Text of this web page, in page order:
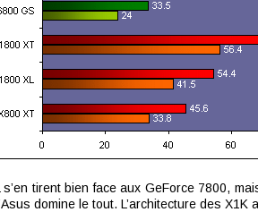
tirent bien face aux GeForce 7800,
domine le tout. L’architecture des X1K